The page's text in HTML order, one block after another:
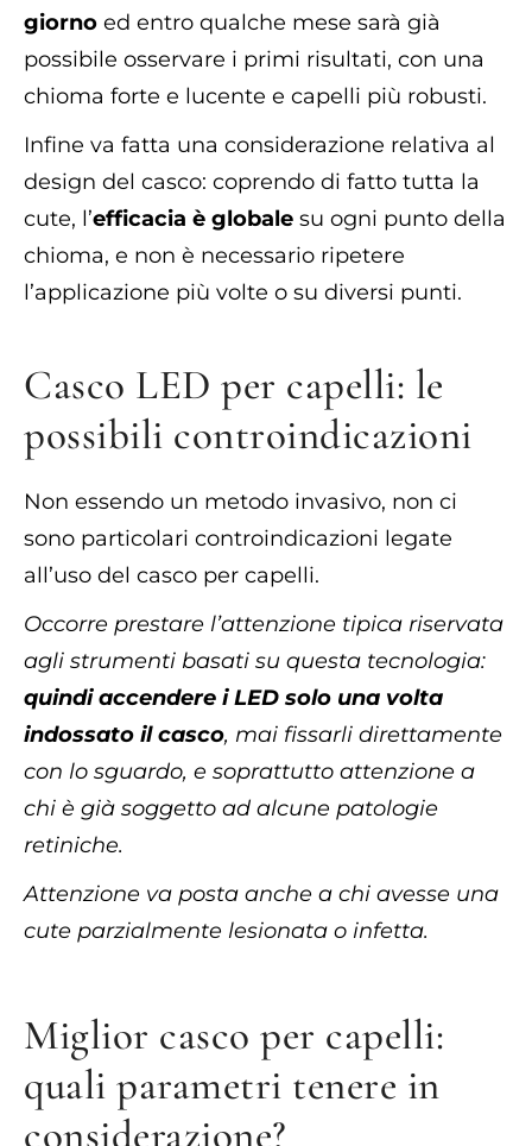
giorno ed entro qualche mese sarà già
possibile osservare i primi risultati, con una
chioma forte e lucente e capelli più robusti.
Infine va fatta una considerazione relativa al
design del casco: coprendo di fatto tutta la
cute, l’efficacia è globale su ogni punto della
chioma, e non è necessario ripetere
l’applicazione più volte o su diversi punti.
Casco LED per capelli: le
possibili controindicazioni
Non essendo un metodo invasivo, non ci
sono particolari controindicazioni legate
all’uso del casco per capelli.
Occorre prestare l’attenzione tipica riservata
agli strumenti basati su questa tecnologia:
quindi accendere i LED solo una volta
indossato il casco, mai fissarli direttamente
con lo sguardo, e soprattutto attenzione a
chi è già soggetto ad alcune patologie
retiniche.
Attenzione va posta anche a chi avesse una
cute parzialmente lesionata o infetta.
Miglior casco per capelli:
quali parametri tenere in
considerazione?